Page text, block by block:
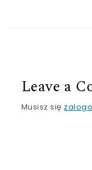
Leave a
Musisz się